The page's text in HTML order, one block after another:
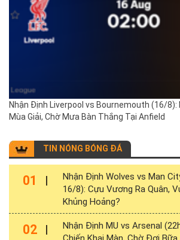
Nhận Định Liverpool vs Bournemouth (16/8):
Mùa Giải, Chờ Mưa Bàn Thắng Tại Anfield
TIN NÓNG BÓNG ĐÁ
01
Nhận Định Wolves vs Man
16/8): Cựu Vương Ra Quân,
Khủng Hoảng?
02
Nhận Định MU vs Arsenal